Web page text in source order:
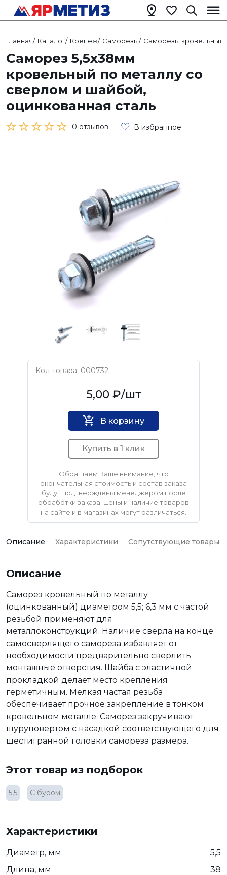
Главная/ Каталог/ Крепеж/ Саморезы/ Саморезы кровельные
Саморез 5,5х38мм
кровельный по металлу со
сверлом и шайбой,
оцинкованная сталь
0 отзывов В избранное
Код товара: 000732
5,00 ₽/шт
В корзину
Купить в 1 клик
Обращаем Ваше внимание, что
окончательная стоимость и состав заказа
будут подтверждены менеджером после
обработки заказа. Цены и наличие товаров
на сайте и в магазинах могут различаться.
Описание Характеристики Сопутствующие товары
Описание
Саморез кровельный по металлу
(оцинкованный) диаметром 5,5; 6,3 мм с частой
резьбой применяют для
металлоконструкций. Наличие сверла на конце
самосверлящего самореза избавляет от
необходимости предварительно сверлить
монтажные отверстия. Шайба с эластичной
прокладкой делает место крепления
герметичным. Мелкая частая резьба
обеспечивает прочное закрепление в тонком
кровельном металле. Саморез закручивают
шуруповертом с насадкой соответствующего для
шестигранной головки самореза размера.
Этот товар из подборок
5,5 С буром
Характеристики
Диаметр, мм
5,5
Длина, мм
38